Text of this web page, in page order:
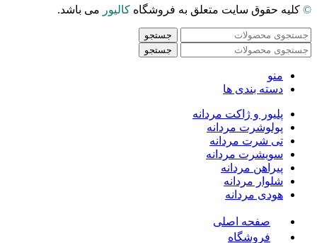
© کلیه حقوق سایت متعلق به فروشگاه کالیور می باشد.
جستجو
جستجو
منو
دسته بندی ها
پلیور و ژاکت مردانه
پولوشرت مردانه
تی شرت مردانه
سویشرت مردانه
پیراهن مردانه
شلوار مردانه
هودی مردانه
صفحه اصلی
فروشگاه